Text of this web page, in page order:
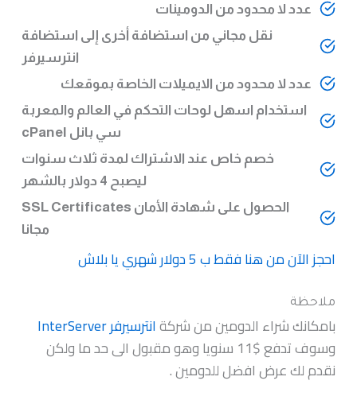
عدد لا محدود من الدومينات
نقل مجاني من استضافة أخرى إلى استضافة
انترسيرفر
عدد لا محدود من الايميلات الخاصة بموقعك
استخدام اسهل لوحات التحكم في العالم والمعربة
سي بانل cPanel
خصم خاص عند الاشتراك لمدة ثلاث سنوات
ليصبح 4 دولار بالشهر
الحصول على شهادة الأمان SSL Certificates
مجانا
احجز الآن من هنا فقط ب 5 دولار شهري يا بلاش
ملاحظة
بامكانك شراء الدومين من شركةانترسيرفر InterServer
وسوف تدفع $11 سنويا وهو مقبول الى حد ما ولكن
نقدم لك عرض افضل للدومين .